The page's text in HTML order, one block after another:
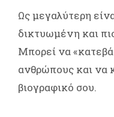
Ως μεγαλύτερη
δικτυωμένη και
Μπορεί να
ανθρώπους και να
βιογραφικό σου.